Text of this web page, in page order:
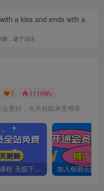
a kiss and ends with a
，逝于泪水
1 1114W+
更好，今天就能承受艰辛
全网VIP课程 无损下载~